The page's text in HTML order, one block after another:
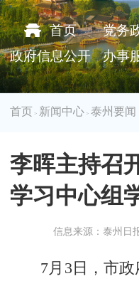
首页 党务
政府信息公开
办事
首页 > 新闻中心 >泰州要闻
李晖主持召
学习中心组
信息来源：泰州日
7月3日，市